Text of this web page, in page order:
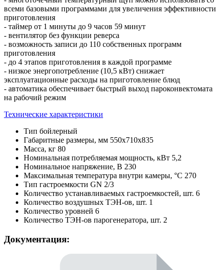
всеми базовыми программами для увеличения эффективности
приготовления
- таймер от 1 минуты до 9 часов 59 минут
- вентилятор без функции реверса
- возможность записи до 110 собственных программ
приготовления
- до 4 этапов приготовления в каждой программе
- низкое энергопотребление (10,5 кВт) снижает
эксплуатационные расходы на приготовление блюд
- автоматика обеспечивает быстрый выход пароконвектомата
на рабочий режим
Технические характеристики
Тип бойлерный
Габаритные размеры, мм 550х710х835
Масса, кг 80
Номинальная потребляемая мощность, кВт 5,2
Номинальное напряжение, В 230
Максимальная температура внутри камеры, °C 270
Тип гастроемкости GN 2/3
Количество устанавливаемых гастроемкостей, шт. 6
Количество воздушных ТЭН-ов, шт. 1
Количество уровней 6
Количество ТЭН-ов парогенератора, шт. 2
Документация: